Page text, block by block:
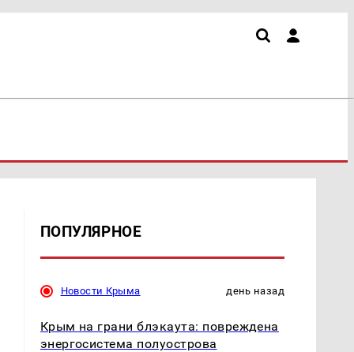
ПОПУЛЯРНОЕ
Новости Крыма день назад
Крым на грани блэкаута: повреждена
энергосистема полуострова